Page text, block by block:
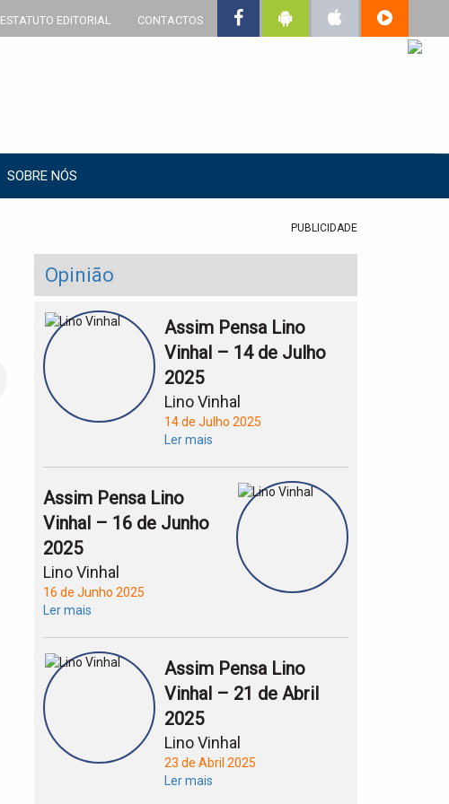
ESTATUTO EDITORIAL CONTACTOS
SOBRE NÓS
PUBLICIDADE
Opinião
Assim Pensa Lino
Vinhal – 14 de Julho
2025
Lino Vinhal
14 de Julho 2025
Ler mais
Assim Pensa Lino
Vinhal – 16 de Junho
2025
Lino Vinhal
16 de Junho 2025
Ler mais
Assim Pensa Lino
Vinhal – 21 de Abril
2025
Lino Vinhal
23 de Abril 2025
Ler mais